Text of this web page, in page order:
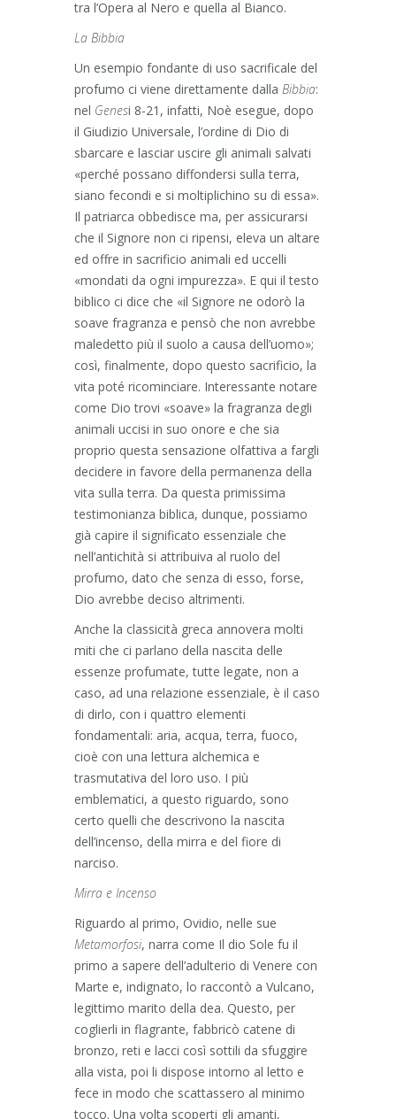
tra l’Opera al Nero e quella al Bianco.
La Bibbia
Un esempio fondante di uso sacrificale del
profumo ci viene direttamente dalla Bibbia:
nel Genesi 8-21, infatti, Noè esegue, dopo
il Giudizio Universale, l’ordine di Dio di
sbarcare e lasciar uscire gli animali salvati
«perché possano diffondersi sulla terra,
siano fecondi e si moltiplichino su di essa».
Il patriarca obbedisce ma, per assicurarsi
che il Signore non ci ripensi, eleva un altare
ed offre in sacrificio animali ed uccelli
«mondati da ogni impurezza». E qui il testo
biblico ci dice che «il Signore ne odorò la
soave fragranza e pensò che non avrebbe
maledetto più il suolo a causa dell’uomo»;
così, finalmente, dopo questo sacrificio, la
vita poté ricominciare. Interessante notare
come Dio trovi «soave» la fragranza degli
animali uccisi in suo onore e che sia
proprio questa sensazione olfattiva a fargli
decidere in favore della permanenza della
vita sulla terra. Da questa primissima
testimonianza biblica, dunque, possiamo
già capire il significato essenziale che
nell’antichità si attribuiva al ruolo del
profumo, dato che senza di esso, forse,
Dio avrebbe deciso altrimenti.
Anche la classicità greca annovera molti
miti che ci parlano della nascita delle
essenze profumate, tutte legate, non a
caso, ad una relazione essenziale, è il caso
di dirlo, con i quattro elementi
fondamentali: aria, acqua, terra, fuoco,
cioè con una lettura alchemica e
trasmutativa del loro uso. I più
emblematici, a questo riguardo, sono
certo quelli che descrivono la nascita
dell’incenso, della mirra e del fiore di
narciso.
Mirra e Incenso
Riguardo al primo, Ovidio, nelle sue
Metamorfosi, narra come Il dio Sole fu il
primo a sapere dell’adulterio di Venere con
Marte e, indignato, lo raccontò a Vulcano,
legittimo marito della dea. Questo, per
coglierli in flagrante, fabbricò catene di
bronzo, reti e lacci così sottili da sfuggire
alla vista, poi li dispose intorno al letto e
fece in modo che scattassero al minimo
tocco. Una volta scoperti gli amanti,